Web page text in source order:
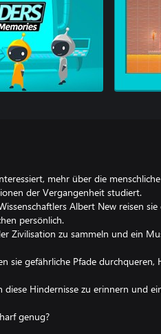
mehr über die
der Vergangenheit studiert.
Albert New reisen
persönlich.
Zivilisation zu sammeln und ein
sie gefährliche Pfade durchqueren,
diese Hindernisse zu erinnern und
genug?